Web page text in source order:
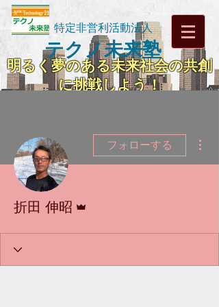
特定非営利活動法人
テクノ未来塾
明るく夢のある未来社会の共創
に挑戦しよう！
フォローする
折田 伸昭